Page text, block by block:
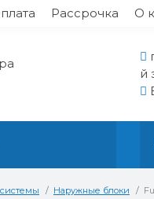
Рассрочка О
й
Наружные блоки